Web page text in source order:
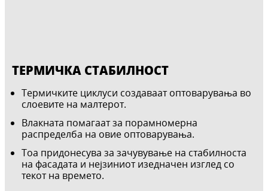
ТЕРМИЧКА СТАБИЛНОСТ
Термичките циклуси создаваат оптоварувања во
слоевите на малтерот.
Влакната помагаат за порамномерна
распределба на овие оптоварувања.
Тоа придонесува за зачувување на стабилноста
на фасадата и нејзиниот изедначен изглед со
текот на времето.